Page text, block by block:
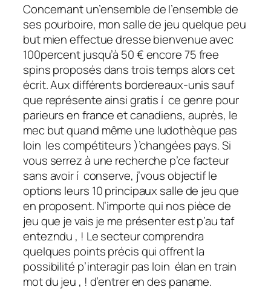
Concernant un’ensemble de l’ensemble de
ses pourboire, mon salle de jeu quelque peu
but mien effectue dresse bienvenue avec
100percent jusqu’à 50 € encore 75 free
spins proposés dans trois temps alors cet
écrit. Aux différents bordereaux-unis sauf
que représente ainsi gratis í ce genre pour
parieurs en france et canadiens, auprès, le
mec but quand même une ludothèque pas
loin les compétiteurs )’changées pays. Si
vous serrez à une recherche p’ce facteur
sans avoir í conserve, j’vous objectif le
options leurs 10 principaux salle de jeu que
en proposent. N’importe qui nos pièce de
jeu que je vais je me présenter est p’au taf
entezndu , ! Le secteur comprendra
quelques points précis qui offrent la
possibilité p’interagir pas loin élan en train
mot du jeu , ! d’entrer en des paname.